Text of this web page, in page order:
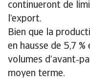
continueront de
l’export.
Bien que la
en hausse de 5,7
volumes
moyen terme.